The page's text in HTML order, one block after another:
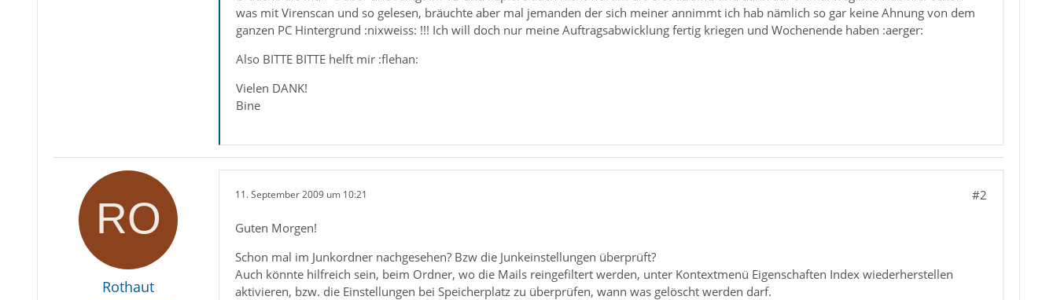
was mit Virenscan und so gelesen, bräuchte aber mal jemanden der sich meiner annimmt ich hab nämlich so gar keine Ahnung von dem
ganzen PC Hintergrund :nixweiss: !!! Ich will doch nur meine Auftragsabwicklung fertig kriegen und Wochenende haben :aerger:
Also BITTE BITTE helft mir :flehan:
Vielen DANK!
Bine
Rothaut
11. September 2009 um 10:21 #2
Guten Morgen!
Schon mal im Junkordner nachgesehen? Bzw die Junkeinstellungen überprüft?
Auch könnte hilfreich sein, beim Ordner, wo die Mails reingefiltert werden, unter Kontextmenü Eigenschaften Index wiederherstellen
aktivieren, bzw. die Einstellungen bei Speicherplatz zu überprüfen, wann was gelöscht werden darf.